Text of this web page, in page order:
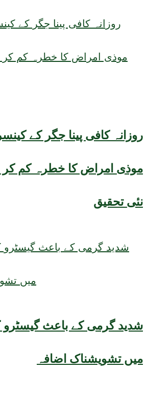
روزانہ کافی پینا جگر کے
موذی امراض کا خطرہ کم کر
نئی تحقیق
شدید گرمی کے باعث
میں تشویشناک اضافہ